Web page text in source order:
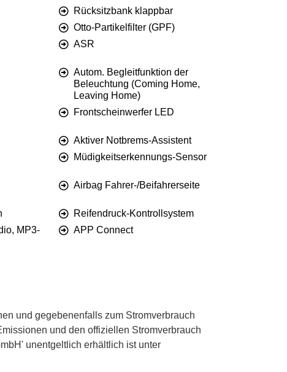
Rücksitzbank klappbar
Otto-Partikelfilter (GPF)
ASR
Autom. Begleitfunktion der
Beleuchtung (Coming Home,
Leaving Home)
Frontscheinwerfer LED
Aktiver Notbrems-Assistent
Müdigkeitserkennungs-Sensor
Airbag Fahrer-/Beifahrerseite
Reifendruck-Kontrollsystem
MP3-
APP Connect
und gegebenenfalls zum Stromverbrauch
und den offiziellen Stromverbrauch
unentgeltlich erhältlich ist unter